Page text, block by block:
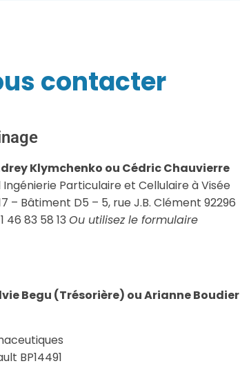
contacter
Klymchenko ou Cédric Chauvierre
Particulaire et Cellulaire à Visée
– Bâtiment D5 – 5, rue J.B. Clément 92296
83 58 13 Ou utilisez le formulaire
Begu (Trésorière) ou Arianne Boudier
BP14491